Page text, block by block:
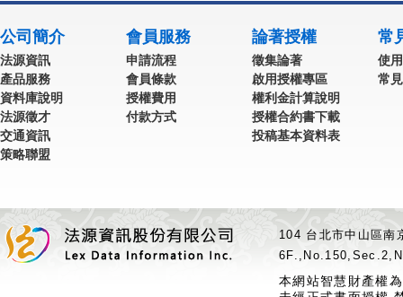
公司簡介
法源資訊
產品服務
資料庫說明
法源徵才
交通資訊
策略聯盟
會員服務
申請流程
會員條款
授權費用
付款方式
論著授權
徵集論著
啟用授權專區
權利金計算說明
授權合約書下載
投稿基本資料表
常
使
常
104 台北市中山區
本網站智慧財產權